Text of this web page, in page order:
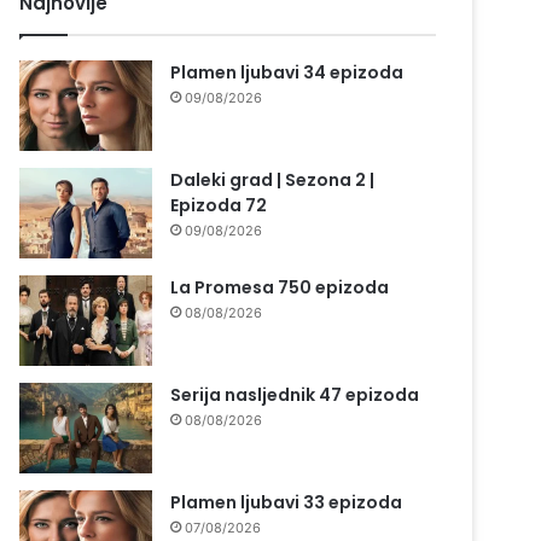
Plamen ljubavi 34 epizoda
09/08/2026
Daleki grad | Sezona 2 |
Epizoda 72
09/08/2026
La Promesa 750 epizoda
08/08/2026
Serija nasljednik 47 epizoda
08/08/2026
Plamen ljubavi 33 epizoda
07/08/2026